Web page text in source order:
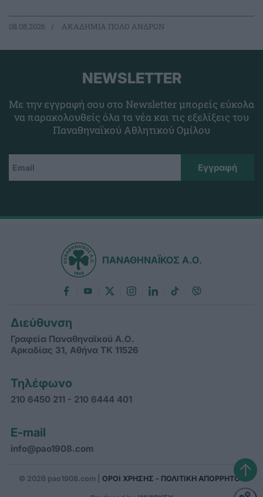
08.08.2026 ΑΚΑΔΗΜΙΑ ΠΟΛΟ ΑΝΔΡΩΝ
NEWSLETTER
Με την εγγραφή σου στο Newsletter μπορείς εύκολα
να παρακολουθείς όλα τα νέα και τις εξελίξεις του
Παναθηναϊκού Αθλητικού Ομίλου
ΠΑΝΑΘΗΝΑΪΚΟΣ Α.Ο.
Διεύθυνση
Γραφεία Παναθηναϊκού Α.Ο.
Αρκαδίας 31, Αθήνα ΤΚ 11526
Τηλέφωνο
210 6450 211 - 210 6444 401
E-mail
info@pao1908.com
© 2026 pao1908.com | ΟΡΟΙ ΧΡΗΣΗΣ - ΠΟΛΙΤΙΚΗ ΑΠΟΡΡΗΤΟΥ↑